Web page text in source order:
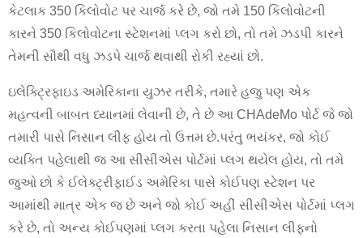
કેટલાક 350 કિલોવોટ પર ચાર્જ કરે છે, જો તમે 150 કિલોવોટની
કારને 350 કિલોવોટના સ્ટેશનમાં પ્લગ કરો છો, તો તમે ઝડપી કારને
તેમની સૌથી વધુ ઝડપે ચાર્જ થવાથી રોકી રહ્યાં છો.
ઇલેક્ટ્રિફાઇડ અમેરિકાના યુઝર તરીકે, તમારે હજુ પણ એક
મહત્વની બાબત ધ્યાનમાં લેવાની છે, તે છે આ CHAdeMo પોર્ટ જે જો
તમારી પાસે નિસાન લીફ હોય તો ઉત્તમ છે.પરંતુ ભયંકર, જો કોઈ
વ્યક્તિ પહેલાથી જ આ સીસીએસ પોર્ટમાં પ્લગ થયેલ હોય, તો તમે
જુઓ છો કે ઈલેક્ટ્રીફાઈડ અમેરિકા પાસે કોઈપણ સ્ટેશન પર
આમાંથી માત્ર એક જ છે અને જો કોઈ અહીં સીસીએસ પોર્ટમાં પ્લગ
કરે છે, તો અન્ય કોઈપણમાં પ્લગ કરતા પહેલા નિસાન લીફનો